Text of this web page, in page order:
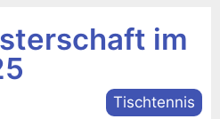
Tischtennis
im